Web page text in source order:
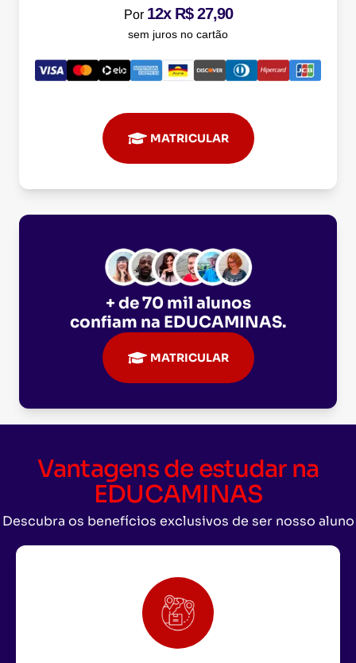
Por 12x R$ 27,90
sem juros no cartão
MATRICULAR
+ de 70 mil alunos
confiam na EDUCAMINAS.
MATRICULAR
Vantagens de estudar na
EDUCAMINAS
Descubra os benefícios exclusivos de ser nosso aluno